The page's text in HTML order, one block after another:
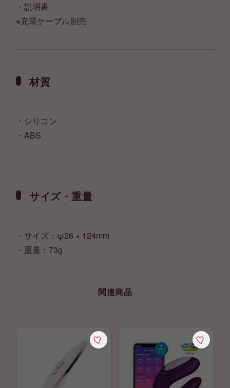
・説明書
※充電ケーブル別売
材質
・シリコン
・ABS
サイズ・重量
・サイズ：φ26 × 124mm
・重量：73g
関連商品